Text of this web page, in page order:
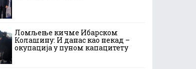
Ломљење кичме Ибарском
Колашину: И данас као некад –
окупација у пуном капацитету